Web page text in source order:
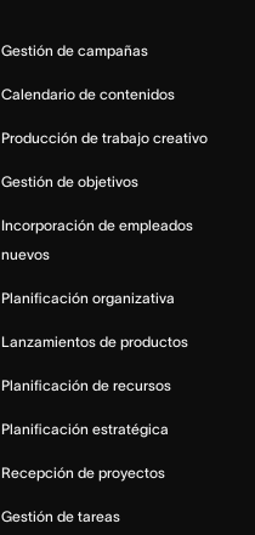
Gestión de campañas
Calendario de contenidos
Producción de trabajo creativo
Gestión de objetivos
Incorporación de empleados
nuevos
Planificación organizativa
Lanzamientos de productos
Planificación de recursos
Planificación estratégica
Recepción de proyectos
Gestión de tareas